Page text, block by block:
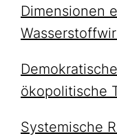
Dimensionen
ökopolitische
Systemische